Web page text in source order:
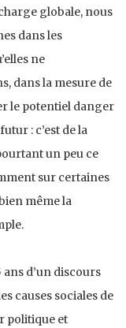
globale, nous
dans les
ne
dans la mesure de
le potentiel danger
: c’est de la
un peu ce
sur certaines
même la
ans d’un discours
causes sociales de
politique et